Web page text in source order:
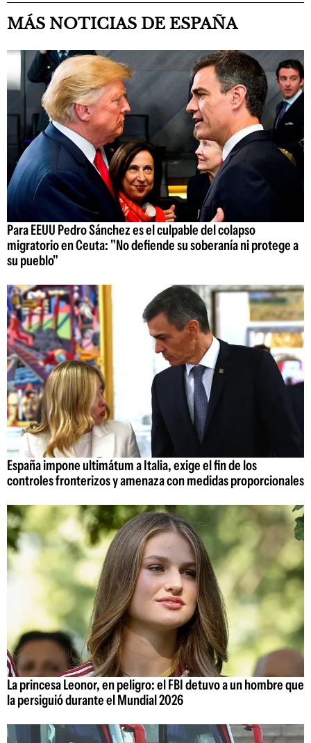
MÁS NOTICIAS DE ESPAÑA
Para EEUU Pedro Sánchez es el culpable del colapso
migratorio en Ceuta: "No defiende su soberanía ni protege a
su pueblo"
España impone ultimátum a Italia, exige el fin de los
controles fronterizos y amenaza con medidas proporcionales
La princesa Leonor, en peligro: el FBI detuvo a un hombre que
la persiguió durante el Mundial 2026